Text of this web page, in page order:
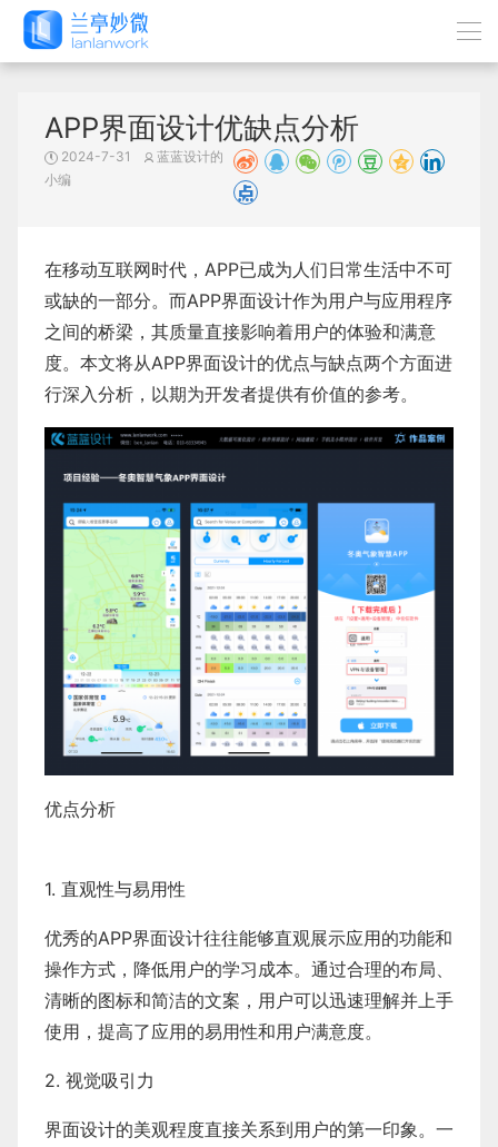
APP界面设计优缺点分析
2024-7-31
蓝蓝设计的
小编
在移动互联网时代，APP已成为人们日常生活中不可
或缺的一部分。而APP界面设计作为用户与应用程序
之间的桥梁，其质量直接影响着用户的体验和满意
度。本文将从APP界面设计的优点与缺点两个方面进
行深入分析，以期为开发者提供有价值的参考。
优点分析
1. 直观性与易用性
优秀的APP界面设计往往能够直观展示应用的功能和
操作方式，降低用户的学习成本。通过合理的布局、
清晰的图标和简洁的文案，用户可以迅速理解并上手
使用，提高了应用的易用性和用户满意度。
2. 视觉吸引力
界面设计的美观程度直接关系到用户的第一印象。一